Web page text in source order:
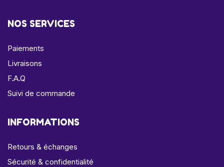
NOS SERVICES
Paiements
Livraisons
F.A.Q
Suivi de commande
INFORMATIONS
Retours & échanges
Sécurité & confidentialité